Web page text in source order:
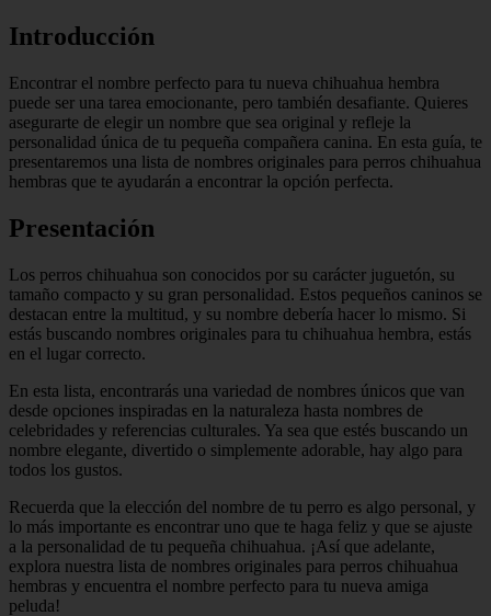
Introducción
Encontrar el nombre perfecto para tu nueva chihuahua hembra
puede ser una tarea emocionante, pero también desafiante. Quieres
asegurarte de elegir un nombre que sea original y refleje la
personalidad única de tu pequeña compañera canina. En esta guía, te
presentaremos una lista de nombres originales para perros chihuahua
hembras que te ayudarán a encontrar la opción perfecta.
Presentación
Los perros chihuahua son conocidos por su carácter juguetón, su
tamaño compacto y su gran personalidad. Estos pequeños caninos se
destacan entre la multitud, y su nombre debería hacer lo mismo. Si
estás buscando nombres originales para tu chihuahua hembra, estás
en el lugar correcto.
En esta lista, encontrarás una variedad de nombres únicos que van
desde opciones inspiradas en la naturaleza hasta nombres de
celebridades y referencias culturales. Ya sea que estés buscando un
nombre elegante, divertido o simplemente adorable, hay algo para
todos los gustos.
Recuerda que la elección del nombre de tu perro es algo personal, y
lo más importante es encontrar uno que te haga feliz y que se ajuste
a la personalidad de tu pequeña chihuahua. ¡Así que adelante,
explora nuestra lista de nombres originales para perros chihuahua
hembras y encuentra el nombre perfecto para tu nueva amiga
peluda!